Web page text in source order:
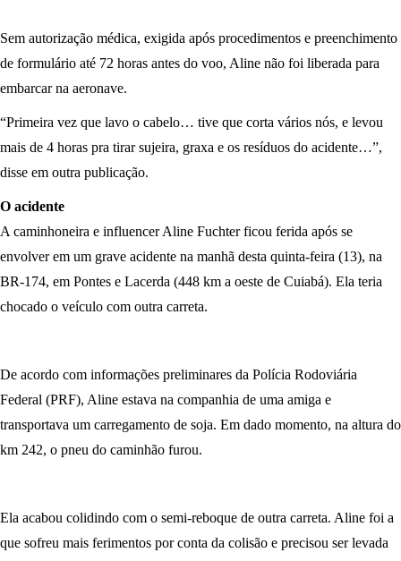
Sem autorização médica, exigida após procedimentos e preenchimento
de formulário até 72 horas antes do voo, Aline não foi liberada para
embarcar na aeronave.
“Primeira vez que lavo o cabelo… tive que corta vários nós, e levou
mais de 4 horas pra tirar sujeira, graxa e os resíduos do acidente…”,
disse em outra publicação.
O acidente
A caminhoneira e influencer Aline Fuchter ficou ferida após se
envolver em um grave acidente na manhã desta quinta-feira (13), na
BR-174, em Pontes e Lacerda (448 km a oeste de Cuiabá). Ela teria
chocado o veículo com outra carreta.
De acordo com informações preliminares da Polícia Rodoviária
Federal (PRF), Aline estava na companhia de uma amiga e
transportava um carregamento de soja. Em dado momento, na altura do
km 242, o pneu do caminhão furou.
Ela acabou colidindo com o semi-reboque de outra carreta. Aline foi a
que sofreu mais ferimentos por conta da colisão e precisou ser levada